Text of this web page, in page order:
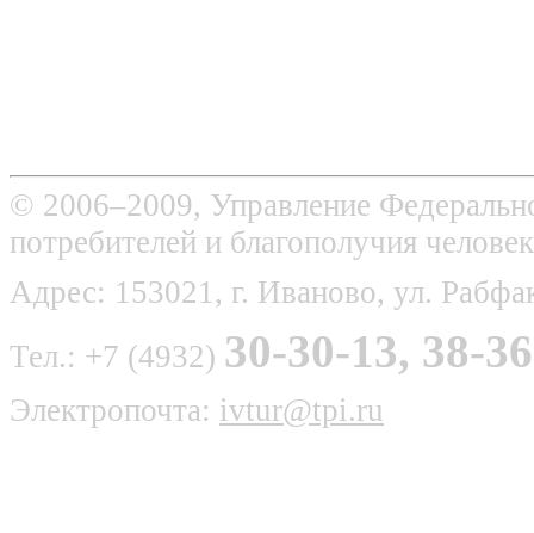
© 2006–2009, Управление
потребителей и благополучия
Адрес: 153021, г. Иваново, ул.
Тел.: +7 (4932) 30-30-13, 38-
Электропочта: ivtur@tpi.ru